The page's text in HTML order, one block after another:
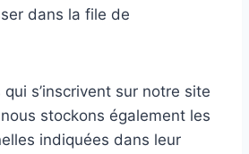
dans la file de
s’inscrivent sur notre site
stockons également les
indiquées dans leur